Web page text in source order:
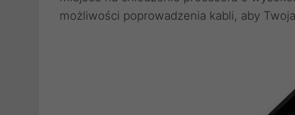
możliwości poprowadzenia kabli, aby